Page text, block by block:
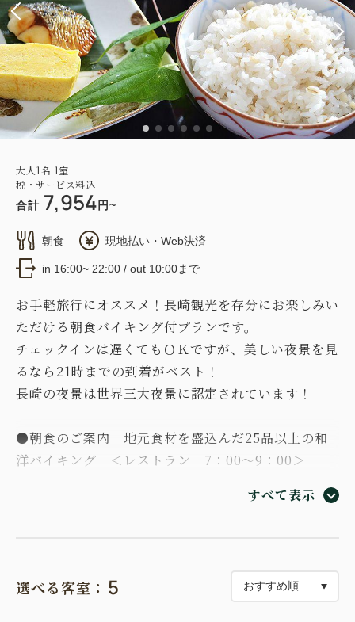
大人1名 1室
税・サービス料込
合計 7,954 円~
朝食 現地払い・Web決済
in 16:00~ 22:00 / out 10:00まで
お手軽旅行にオススメ！長崎観光を存分にお楽しみい
ただける朝食バイキング付プランです。
チェックインは遅くてもＯＫですが、美しい夜景を見
るなら21時までの到着がベスト！
長崎の夜景は世界三大夜景に認定されています！
●朝食のご案内 地元食材を盛込んだ25品以上の和
洋バイキング ＜レストラン 7：00～9：00＞
すべて表示
選べる客室： 5